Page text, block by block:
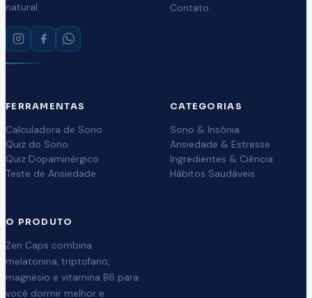
natural.
Contato
FERRAMENTAS
Calculadora de Sono
Quiz do Sono
Quiz Dopaminérgico
Teste de Ansiedade
CATEGORIAS
Sono & Insônia
Ansiedade & Estresse
Ingredientes & Ciência
Hábitos Saudáveis
O PRODUTO
Zen Caps combina
melatonina, triptofano,
magnésio e vitamina B6 para
você dormir melhor e